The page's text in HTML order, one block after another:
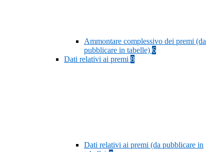
Ammontare complessivo dei premi (da
pubblicare in tabelle) 6
Dati relativi ai premi 8
Dati relativi ai premi (da pubblicare in